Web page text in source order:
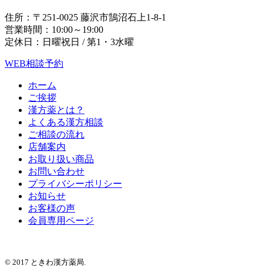
住所：〒251-0025 藤沢市鵠沼石上1-8-1
営業時間：10:00～19:00
定休日：日曜祝日 / 第1・3水曜
WEB相談予約
ホーム
ご挨拶
漢方薬とは？
よくある漢方相談
ご相談の流れ
店舗案内
お取り扱い商品
お問い合わせ
プライバシーポリシー
お知らせ
お客様の声
会員専用ページ
© 2017 ときわ漢方薬局.